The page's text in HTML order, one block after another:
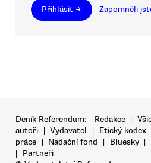
Přihlásit → Zapomněli
Deník Referendum: Redakce |
autoři | Vydavatel | Etický kodex
práce | Nadační fond | Bluesky |
|
Partneři